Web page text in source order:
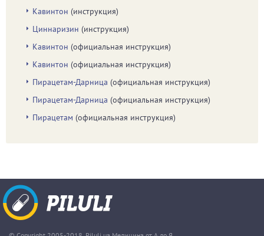
Кавинтон (инструкция)
Циннаризин (инструкция)
Кавинтон (официальная инструкция)
Кавинтон (официальная инструкция)
Пирацетам-Дарница (официальная инструкция)
Пирацетам-Дарница (официальная инструкция)
Пирацетам (официальная инструкция)